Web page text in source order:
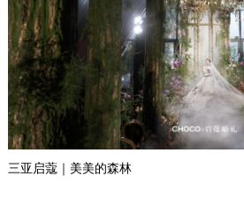
三亚启蔻｜美美的森林